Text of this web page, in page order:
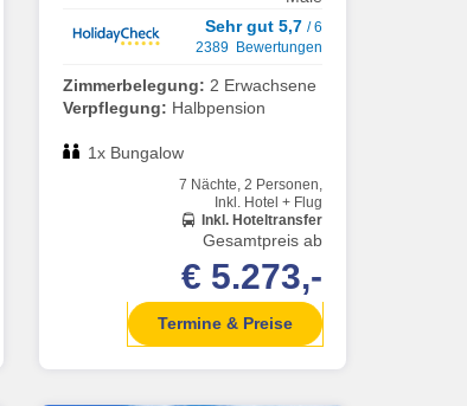
Sehr gut 5,7 / 6
2389 Bewertungen
Zimmerbelegung: 2 Erwachsene
Verpflegung: Halbpension
1x Bungalow
7 Nächte, 2 Personen,
Inkl. Hotel + Flug
Inkl. Hoteltransfer
Gesamtpreis ab
€ 5.273,-
Termine & Preise